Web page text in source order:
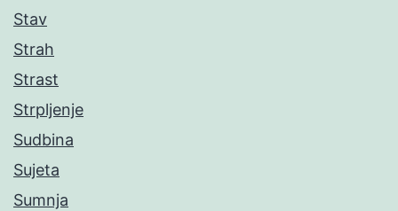
Stav
Strah
Strast
Strpljenje
Sudbina
Sujeta
Sumnja